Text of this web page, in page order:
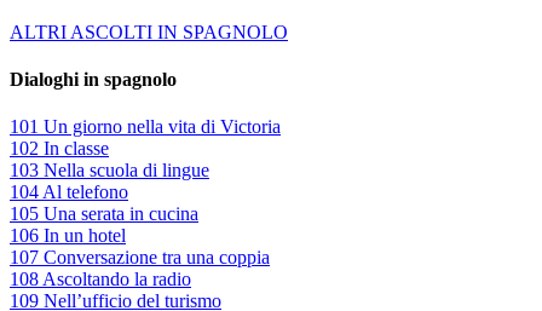
ALTRI ASCOLTI IN SPAGNOLO
Dialoghi in spagnolo
101 Un giorno nella vita di Victoria
102 In classe
103 Nella scuola di lingue
104 Al telefono
105 Una serata in cucina
106 In un hotel
107 Conversazione tra una coppia
108 Ascoltando la radio
109 Nell’ufficio del turismo